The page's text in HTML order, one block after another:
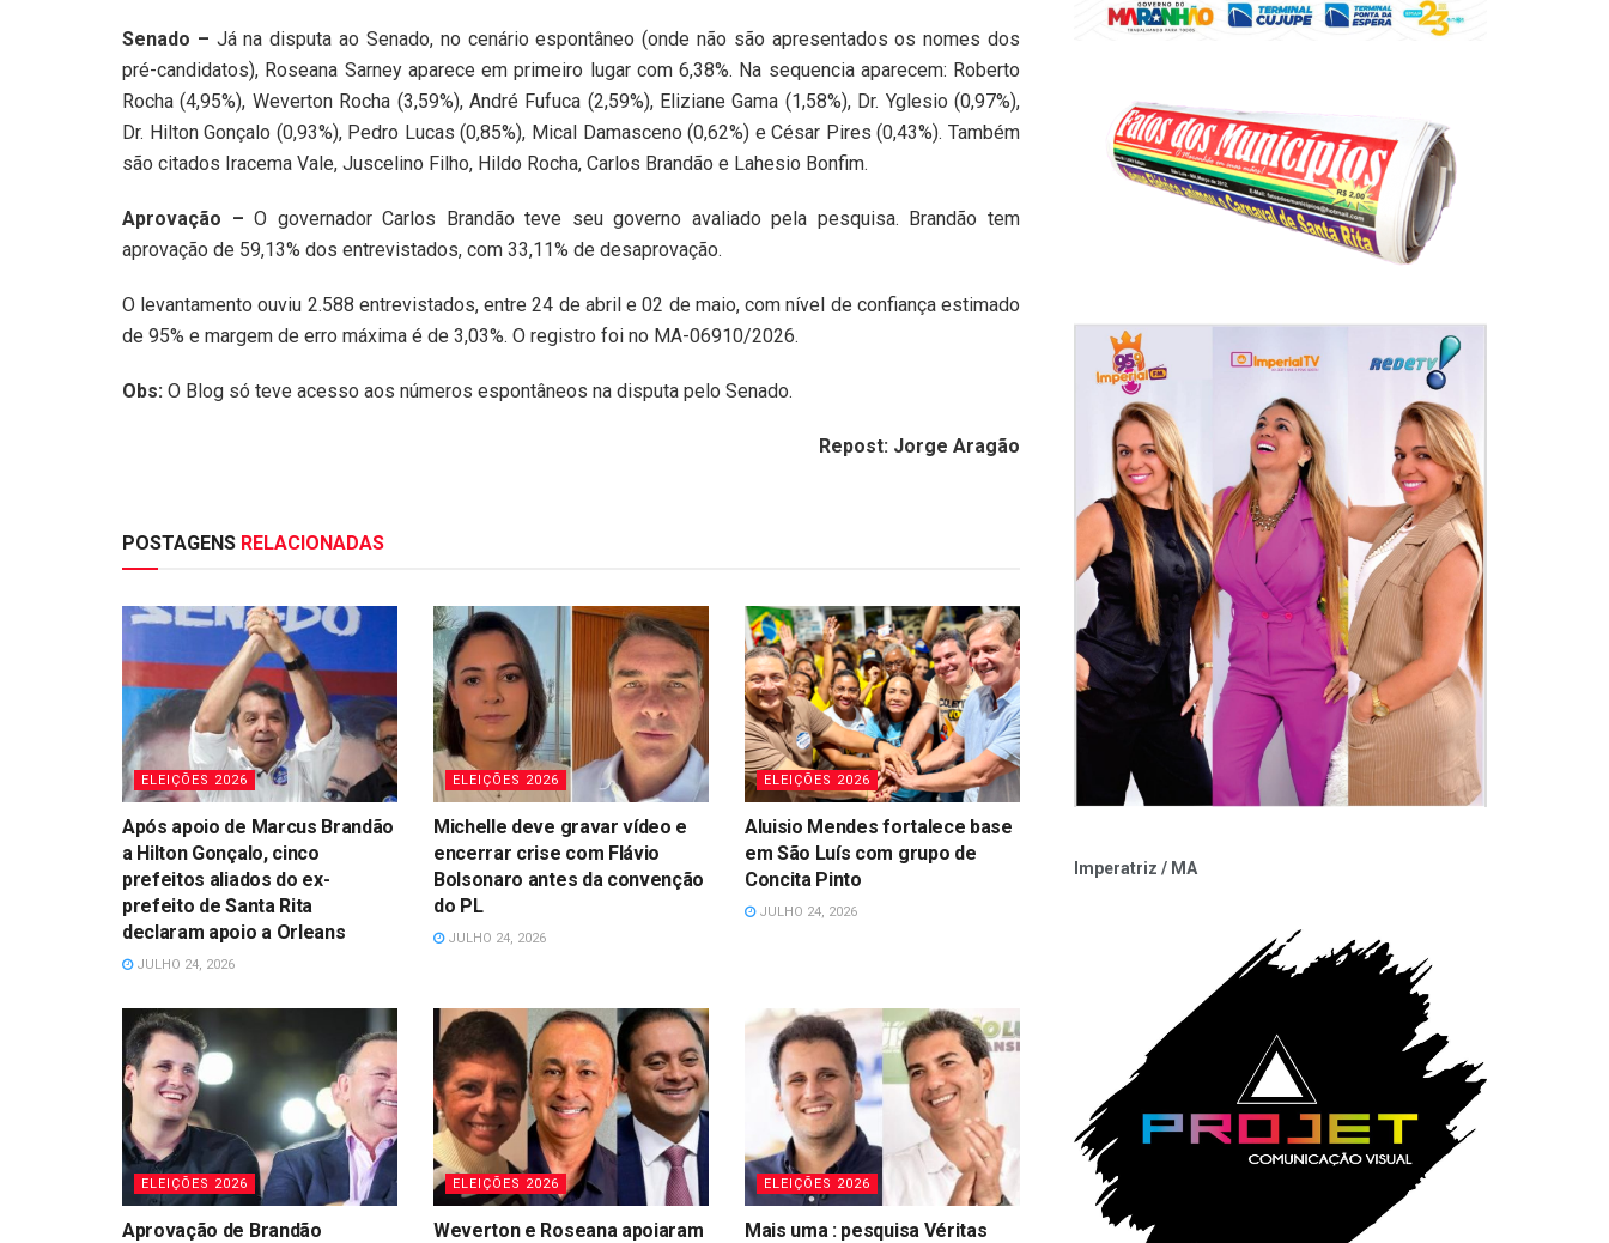
Senado – Já na disputa ao Senado, no cenário espontâneo (onde não são apresentados os nomes dos
pré-candidatos), Roseana Sarney aparece em primeiro lugar com 6,38%. Na sequencia aparecem: Roberto
Rocha (4,95%), Weverton Rocha (3,59%), André Fufuca (2,59%), Eliziane Gama (1,58%), Dr. Yglesio (0,97%),
Dr. Hilton Gonçalo (0,93%), Pedro Lucas (0,85%), Mical Damasceno (0,62%) e César Pires (0,43%). Também
são citados Iracema Vale, Juscelino Filho, Hildo Rocha, Carlos Brandão e Lahesio Bonfim.
Aprovação – O governador Carlos Brandão teve seu governo avaliado pela pesquisa. Brandão tem
aprovação de 59,13% dos entrevistados, com 33,11% de desaprovação.
O levantamento ouviu 2.588 entrevistados, entre 24 de abril e 02 de maio, com nível de confiança estimado
de 95% e margem de erro máxima é de 3,03%. O registro foi no MA-06910/2026.
Obs: O Blog só teve acesso aos números espontâneos na disputa pelo Senado.
Repost: Jorge Aragão
POSTAGENS RELACIONADAS
ELEIÇÕES 2026
Após apoio de Marcus Brandão
a Hilton Gonçalo, cinco
prefeitos aliados do ex-
prefeito de Santa Rita
declaram apoio a Orleans
JULHO 24, 2026
ELEIÇÕES 2026
Michelle deve gravar vídeo e
encerrar crise com Flávio
Bolsonaro antes da convenção
do PL
JULHO 24, 2026
ELEIÇÕES 2026
Aluisio Mendes fortalece base
em São Luís com grupo de
Concita Pinto
JULHO 24, 2026
ELEIÇÕES 2026
Aprovação de Brandão
ELEIÇÕES 2026
Weverton e Roseana apoiaram
ELEIÇÕES 2026
Mais uma : pesquisa Véritas
Imperatriz / MA